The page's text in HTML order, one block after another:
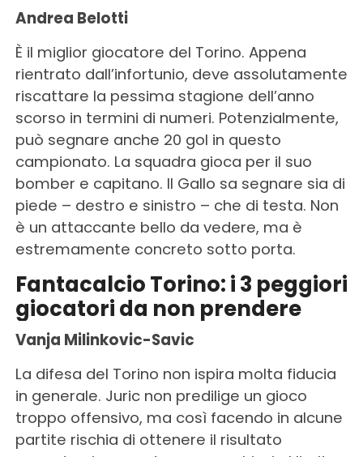
Andrea Belotti
È il miglior giocatore del Torino. Appena
rientrato dall’infortunio, deve assolutamente
riscattare la pessima stagione dell’anno
scorso in termini di numeri. Potenzialmente,
può segnare anche 20 gol in questo
campionato. La squadra gioca per il suo
bomber e capitano. Il Gallo sa segnare sia di
piede – destro e sinistro – che di testa. Non
è un attaccante bello da vedere, ma è
estremamente concreto sotto porta.
Fantacalcio Torino: i 3 peggiori
giocatori da non prendere
Vanja Milinkovic-Savic
La difesa del Torino non ispira molta fiducia
in generale. Juric non predilige un gioco
troppo offensivo, ma così facendo in alcune
partite rischia di ottenere il risultato